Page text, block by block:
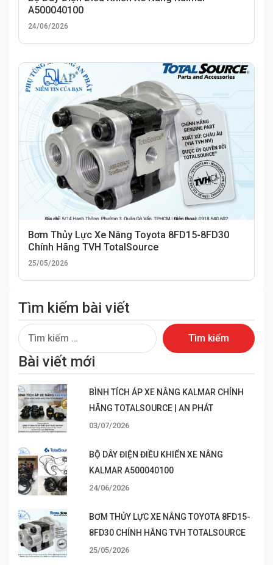
A500040100
24/06/2026
Bơm Thủy Lực Xe Nâng Toyota 8FD15-8FD30
Chính Hãng TVH TotalSource
25/05/2026
Tìm kiếm bài viết
Tìm
kiếm
cho:
Bài viết mới
BÌNH TÍCH ÁP XE NÂNG KALMAR CHÍNH
HÃNG TOTALSOURCE | AN PHÁT
03/07/2026
BỘ DÂY ĐIỆN ĐIỀU KHIỂN XE NÂNG
KALMAR A500040100
24/06/2026
BƠM THỦY LỰC XE NÂNG TOYOTA 8FD15-
8FD30 CHÍNH HÃNG TVH TOTALSOURCE
25/05/2026